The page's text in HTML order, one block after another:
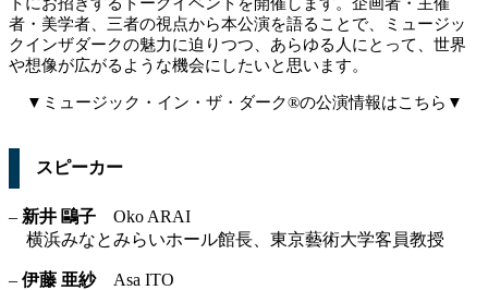
者・美学者、三者の視点から本公演を語ることで、ミュージッ
クインザダークの魅力に迫りつつ、あらゆる人にとって、世界
や想像が広がるような機会にしたいと思います。
▼ミュージック・イン・ザ・ダーク®の公演情報はこちら▼
スピーカー
– 新井 鷗子 Oko ARAI
横浜みなとみらいホール館長、東京藝術大学客員教授
– 伊藤 亜紗Asa ITO